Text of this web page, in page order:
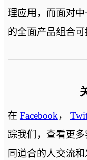
理应用，而面对
的全面产品组合可
在 Facebook，
踪我们，查看更
同道合的人交流